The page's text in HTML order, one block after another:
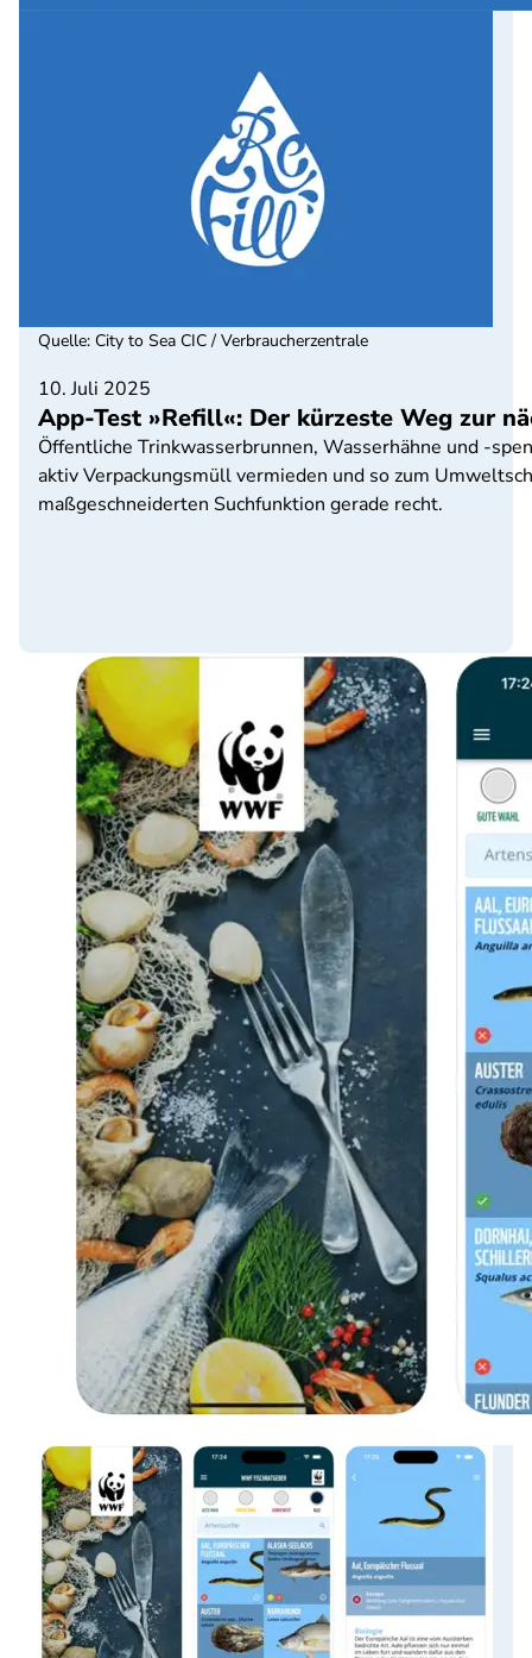
10. Juli 2025
App-Test »Refill«: Der kürzeste Weg zur
Öffentliche Trinkwasserbrunnen, Wasserhähne und -
aktiv Verpackungsmüll vermieden und so zum
maßgeschneiderten Suchfunktion gerade recht.
Quelle: City to Sea CIC / Verbraucherzentrale